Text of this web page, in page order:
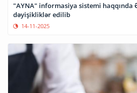
"AYNA" informasiya sistemi haqqında
dəyişikliklər edilib
14-11-2025